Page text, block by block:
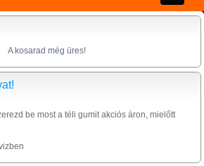
A kosarad még üres!
be most a téli gumit akciós áron, mielőtt